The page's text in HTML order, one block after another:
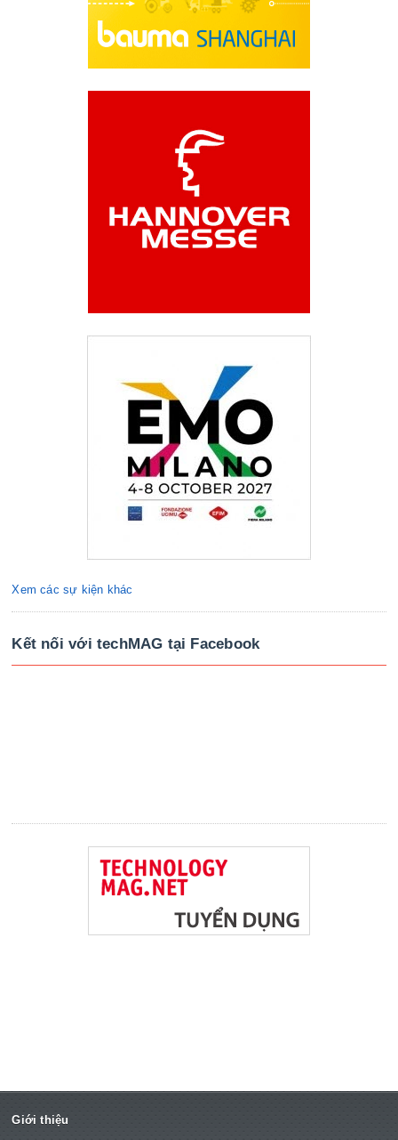
Xem các sự kiện khác
Kết nối với techMAG tại Facebook
Giới thiệu